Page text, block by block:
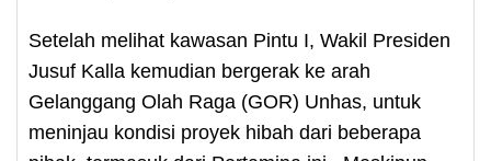
Setelah melihat kawasan Pintu I, Wakil Presiden
Jusuf Kalla kemudian bergerak ke arah
Gelanggang Olah Raga (GOR) Unhas, untuk
meninjau kondisi proyek hibah dari beberapa